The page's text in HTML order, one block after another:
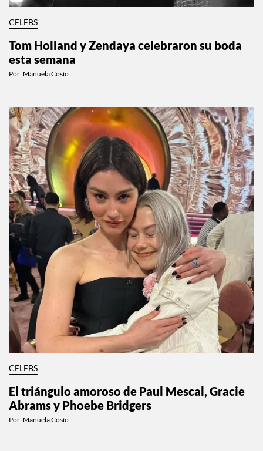
CELEBS
Tom Holland y Zendaya celebraron su boda
esta semana
Por: Manuela Cosío
CELEBS
El triángulo amoroso de Paul Mescal, Gracie
Abrams y Phoebe Bridgers
Por: Manuela Cosío